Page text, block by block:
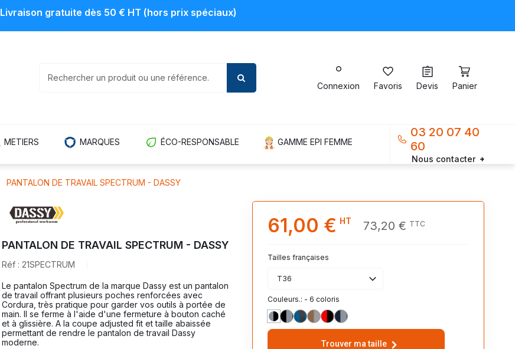
Livraison gratuite dès 50 € HT (hors prix spéciaux)
Connexion Favoris Devis Panier
METIERS MARQUES ÉCO-RESPONSABLE GAMME EPI FEMME
03 20 07 40
60
Nous contacter
PANTALON DE TRAVAIL SPECTRUM - DASSY
PANTALON DE TRAVAIL SPECTRUM - DASSY
Réf : 21SPECTRUM
Le pantalon Spectrum de la marque Dassy est un pantalon
de travail offrant plusieurs poches renforcées avec
Cordura, très pratique pour garder vos outils à portée de
main. Il se ferme à l'aide d'une fermeture à bouton caché
et à glissière. A la coupe adjusted fit et taille abaissée
permettant de rendre le pantalon de travail Dassy
moderne.
61,00 € HT 73,20 € TTC
Tailles françaises
T36
Couleurs.: - 6 coloris
GRIS/NOIR
NOIR/GRIS
AZUR/GRISARGILE/GRIS
ROUGE/NOIR
MARINE/GRIS
Trouver ma taille